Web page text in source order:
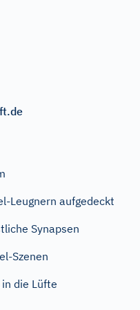
Leugnern aufgedeckt
Synapsen
Szenen
die Lüfte